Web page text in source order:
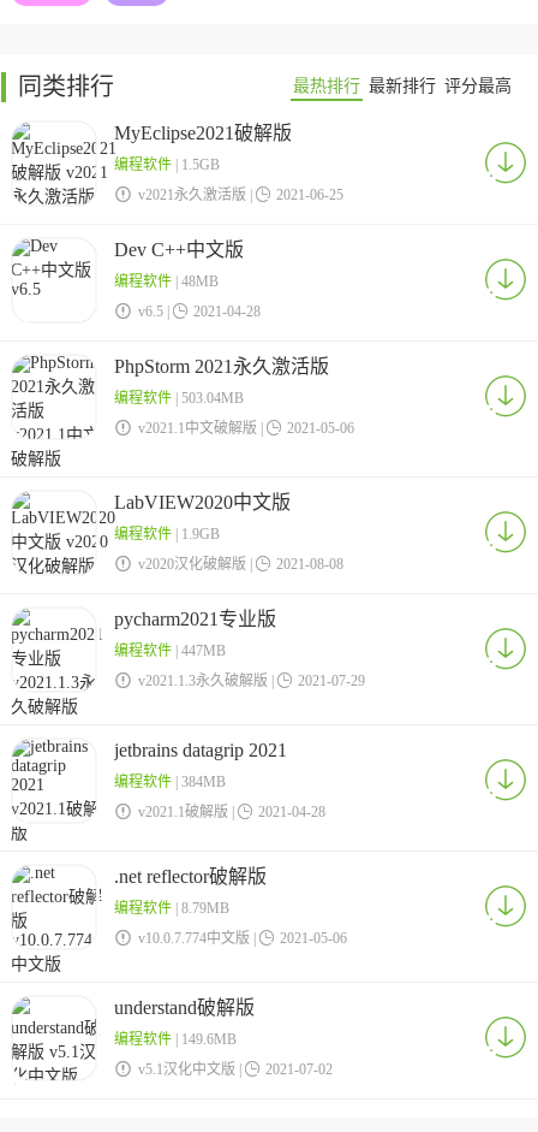
同类排行 最热排行 最新排行 评分最高
MyEclipse2021破解版
编程软件| 1.5GB
 v2021永久激活版 |  2021-06-25
Dev C++中文版
编程软件| 48MB
 v6.5 |  2021-04-28
PhpStorm 2021永久激活版
编程软件| 503.04MB
 v2021.1中文破解版 |  2021-05-06
LabVIEW2020中文版
编程软件| 1.9GB
 v2020汉化破解版 |  2021-08-08
pycharm2021专业版
编程软件| 447MB
 v2021.1.3永久破解版 |  2021-07-29
jetbrains datagrip 2021
编程软件| 384MB
 v2021.1破解版 |  2021-04-28
.net reflector破解版
编程软件| 8.79MB
 v10.0.7.774中文版 |  2021-05-06
understand破解版
编程软件| 149.6MB
 v5.1汉化中文版 |  2021-07-02